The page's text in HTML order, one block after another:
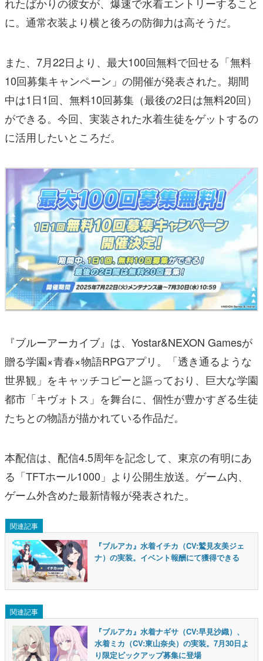
れたばかりの彼女が、爆速で水着エントリーすること
に。通常衣装より横と後ろの防御力は高そうだ。
また、7月22日より、最大100回無料で回せる「無料
10回募集キャンペーン」の開催が発表された。期間
中は1日1回、無料10回募集（最後の2日は無料20回）
ができる。今回、実装された水着生徒をゲットするの
に活用したいところだ。
『ブルーアーカイブ』は、Yostar&NEXON Gamesが
贈る学園×青春×物語RPGアプリ。「透き通るような
世界観」をキャッチコピーと謳っており、巨大な学園
都市「キヴォトス」を舞台に、個性が豊かすぎる生徒
たちとの物語が描かれている作品だ。
本配信は、配信4.5周年を記念して、東京の有明にあ
る「TFTホール1000」より公開生放送。ゲーム内、
ゲーム外含めた最新情報が発表された。
関連記事
『ブルアカ』水着イチカ（CV:鷲見友美ジェ
ナ）の実装。イベント報酬にて獲得できる
関連記事
『ブルアカ』水着ナギサ（CV:早見沙織）、
水着ミカ（CV:東山奈央）の実装。7月30日よ
り限定ピックアップ募集に登場